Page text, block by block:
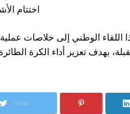
17:00:
الوطني إلى خلاصات
Twitter